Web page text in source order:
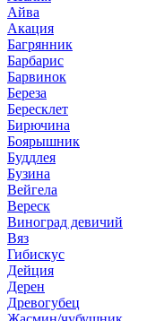
Айва
Акация
Багрянник
Барбарис
Барвинок
Береза
Бересклет
Бирючина
Боярышник
Буддлея
Бузина
Вейгела
Вереск
Виноград девичий
Вяз
Гибискус
Дейция
Дерен
Древогубец